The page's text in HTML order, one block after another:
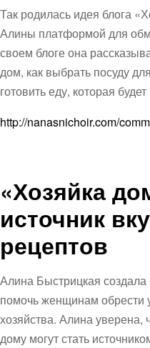
Так родилась идея блога
Алины платформой для
своем блоге она
дом, как выбрать посуду
готовить еду, которая
http://nanasnichoir.com/
«Хозяйка
источник
рецептов
Алина Быстрицкая
помочь женщинам обрести
хозяйства. Алина
дому могут стать